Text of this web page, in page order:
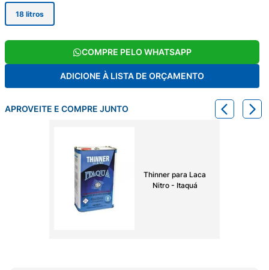
18 litros
COMPRE PELO WHATSAPP
ADICIONE À LISTA DE ORÇAMENTO
APROVEITE E COMPRE JUNTO
Thinner para Laca
Nitro - Itaquá